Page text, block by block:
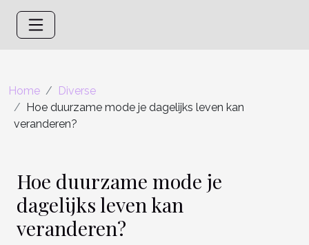
Home
Diverse
Hoe duurzame mode je dagelijks leven kan
veranderen?
Hoe duurzame mode je
dagelijks leven kan
veranderen?